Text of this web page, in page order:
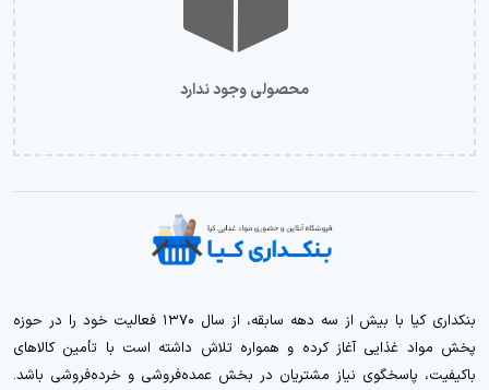
محصولی وجود ندارد
بنکداری کیا با بیش از سه دهه سابقه، از سال ۱۳۷۰ فعالیت خود را در حوزه
پخش مواد غذایی آغاز کرده و همواره تلاش داشته است با تأمین کالاهای
باکیفیت، پاسخگوی نیاز مشتریان در بخش عمده‌فروشی و خرده‌فروشی باشد.